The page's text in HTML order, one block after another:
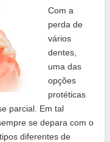
Com a
perda de
vários
dentes,
uma das
opções
protéticas
parcial. Em tal
se depara com o
diferentes de